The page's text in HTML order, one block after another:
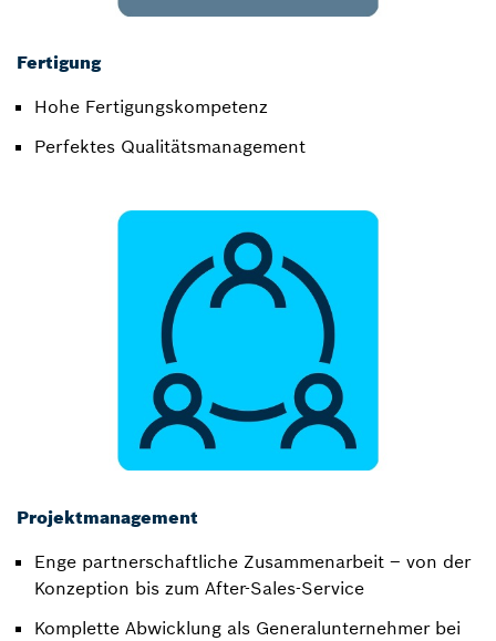
Fertigung
Hohe Fertigungskompetenz​
Perfektes Qualitätsmanagement​
Projektmanagement
Enge partnerschaftliche Zusammenarbeit – von der
Konzeption bis zum After-Sales-Service​
Komplette Abwicklung als Generalunternehmer bei